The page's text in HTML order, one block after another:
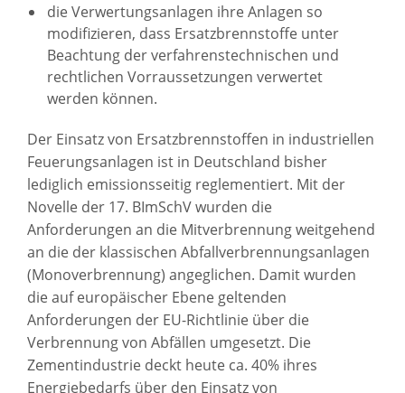
die Verwertungsanlagen ihre Anlagen so
modifizieren, dass Ersatzbrennstoffe unter
Beachtung der verfahrenstechnischen und
rechtlichen Vorraussetzungen verwertet
werden können.
Der Einsatz von Ersatzbrennstoffen in industriellen
Feuerungsanlagen ist in Deutschland bisher
lediglich emissionsseitig reglementiert. Mit der
Novelle der 17. BImSchV wurden die
Anforderungen an die Mitverbrennung weitgehend
an die der klassischen Abfallverbrennungsanlagen
(Monoverbrennung) angeglichen. Damit wurden
die auf europäischer Ebene geltenden
Anforderungen der EU-Richtlinie über die
Verbrennung von Abfällen umgesetzt. Die
Zementindustrie deckt heute ca. 40% ihres
Energiebedarfs über den Einsatz von